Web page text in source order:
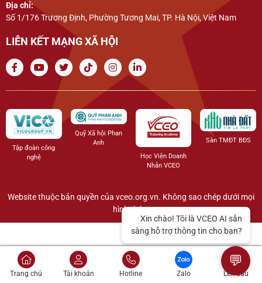
Địa chỉ:
Số 1/176 Trương Định, Phường Tương Mai, TP. Hà Nội, Việt Nam
LIÊN KẾT MẠNG XÃ HỘI
Tập đoàn công
nghệ
Quỹ Xã hội Phan
Anh
Học Viện Doanh
Nhân VCEO
Sàn TMĐT BĐS
Website thuộc bản quyền của vceo.org.vn. Không sao chép dưới mọi
hình thức.
Trang chủ Tài khoản Hotline Zalo Lên đầu
💬